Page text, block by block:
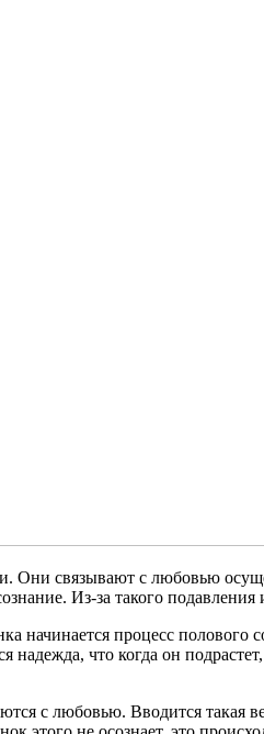
Они связывают с любовью
Из-за такого подавления
начинается процесс
что когда он
с любовью. Вводится такая